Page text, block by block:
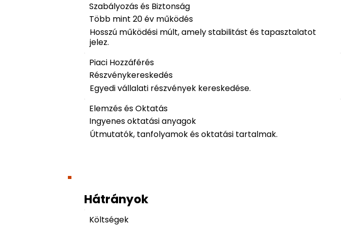
Szabályozás és Biztonság
Több mint 20 év működés
Hosszú működési múlt, amely stabilitást és tapasztalatot
jelez.
Piaci Hozzáférés
Részvénykereskedés
Egyedi vállalati részvények kereskedése.
Elemzés és Oktatás
Ingyenes oktatási anyagok
Útmutatók, tanfolyamok és oktatási tartalmak.
Hátrányok
Költségek